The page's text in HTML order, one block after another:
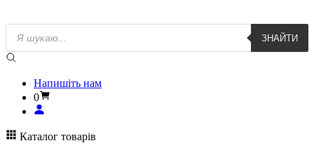
Пошук
товарів
ЗНАЙТИ
Напишіть нам
0
Каталог товарів